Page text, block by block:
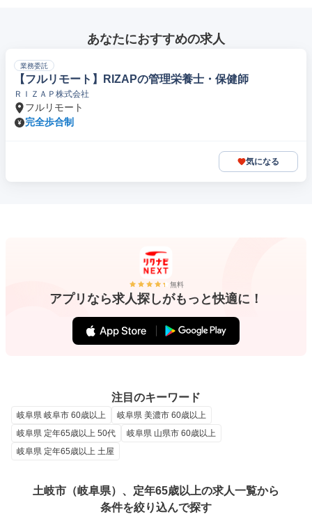
あなたにおすすめの求人
業務委託
【フルリモート】RIZAPの管理栄養士・保健師
ＲＩＺＡＰ株式会社
フルリモート
完全歩合制
気になる
無料
アプリなら求人探しがもっと快適に！
注目のキーワード
岐阜県 岐阜市 60歳以上
岐阜県 美濃市 60歳以上
岐阜県 定年65歳以上 50代
岐阜県 山県市 60歳以上
岐阜県 定年65歳以上 土屋
土岐市（岐阜県）、定年65歳以上の求人一覧から
条件を絞り込んで探す